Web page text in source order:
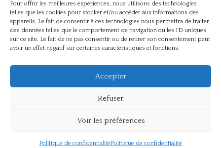
Pour offrir les meilleures expériences, nous utilisons des technologies
telles que les cookies pour stocker et/ou accéder aux informations des
appareils. Le fait de consentir à ces technologies nous permettra de traiter
des données telles que le comportement de navigation ou les ID uniques
sur ce site. Le fait de ne pas consentir ou de retirer son consentement peut
avoir un effet négatif sur certaines caractéristiques et fonctions.
Accepter
Refuser
Voir les préférences
Politique de confidentialitéPolitique de confidentialité
Non classé(42)
Partis politiques, intelligentsia, médias(750)
Présentation(4)
Références(57)